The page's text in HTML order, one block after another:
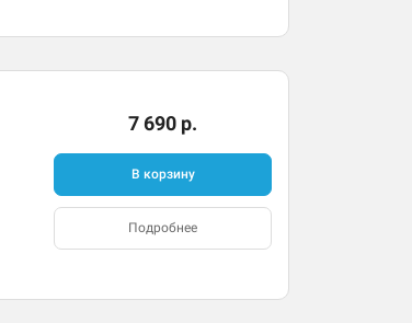
7 690 р.
В корзину
Подробнее